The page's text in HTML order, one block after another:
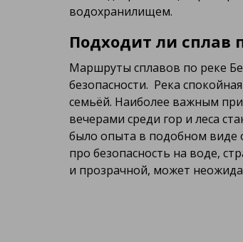
водохранилищем.
Подходит ли сплав
Маршруты сплавов по реке
безопасности. Река
семьёй. Наиболее важным при
вечерами среди гор и леса
было опыта в подобном виде
про безопасность на воде,
и прозрачной, может